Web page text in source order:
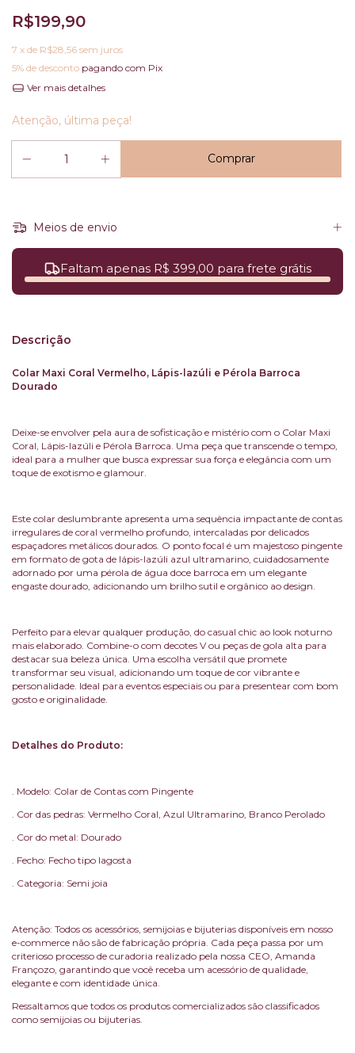
R$199,90
7 x de R$28,56 sem juros
5% de desconto pagando com Pix
Ver mais detalhes
Atenção, última peça!
Meios de envio
Faltam apenas R$ 399,00 para frete grátis
Descrição
Colar Maxi Coral Vermelho, Lápis-lazúli e Pérola Barroca
Dourado
Deixe-se envolver pela aura de sofisticação e mistério com o Colar Maxi
Coral, Lápis-lazúli e Pérola Barroca. Uma peça que transcende o tempo,
ideal para a mulher que busca expressar sua força e elegância com um
toque de exotismo e glamour.
Este colar deslumbrante apresenta uma sequência impactante de contas
irregulares de coral vermelho profundo, intercaladas por delicados
espaçadores metálicos dourados. O ponto focal é um majestoso pingente
em formato de gota de lápis-lazúli azul ultramarino, cuidadosamente
adornado por uma pérola de água doce barroca em um elegante
engaste dourado, adicionando um brilho sutil e orgânico ao design.
Perfeito para elevar qualquer produção, do casual chic ao look noturno
mais elaborado. Combine-o com decotes V ou peças de gola alta para
destacar sua beleza única. Uma escolha versátil que promete
transformar seu visual, adicionando um toque de cor vibrante e
personalidade. Ideal para eventos especiais ou para presentear com bom
gosto e originalidade.
Detalhes do Produto:
. Modelo: Colar de Contas com Pingente
. Cor das pedras: Vermelho Coral, Azul Ultramarino, Branco Perolado
. Cor do metal: Dourado
. Fecho: Fecho tipo lagosta
. Categoria: Semi joia
Atenção: Todos os acessórios, semijoias e bijuterias disponíveis em nosso
e-commerce não são de fabricação própria. Cada peça passa por um
criterioso processo de curadoria realizado pela nossa CEO, Amanda
Françozo, garantindo que você receba um acessório de qualidade,
elegante e com identidade única.
Ressaltamos que todos os produtos comercializados são classificados
como semijoias ou bijuterias.